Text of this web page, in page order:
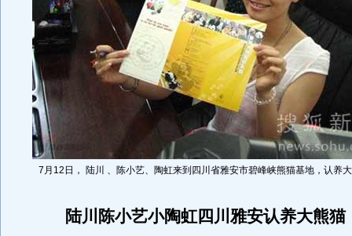
7月12日， 陆川 、陈小艺、陶虹来到四川省雅安市碧峰峡熊猫基地，认养
陆川陈小艺小陶虹四川雅安认养大熊猫